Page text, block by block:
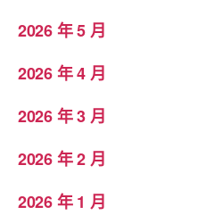
2026 年 5 月
2026 年 4 月
2026 年 3 月
2026 年 2 月
2026 年 1 月